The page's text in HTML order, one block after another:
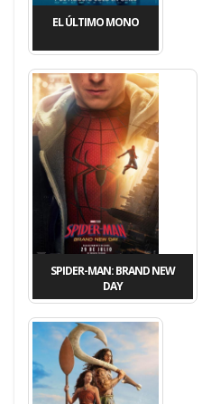
EL ÚLTIMO MONO
SPIDER-MAN: BRAND NEW
DAY